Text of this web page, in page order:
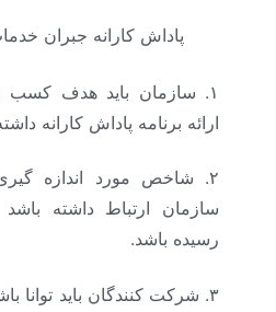
پاداش کارانه جبران
۱.
سازمان باید هدف
ارائه برنامه پاداش کارانه
۲.
شاخص مورد اندازه
سازمان ارتباط داشته
رسیده باشد.
۳. شرکت کنندگان باید توانا